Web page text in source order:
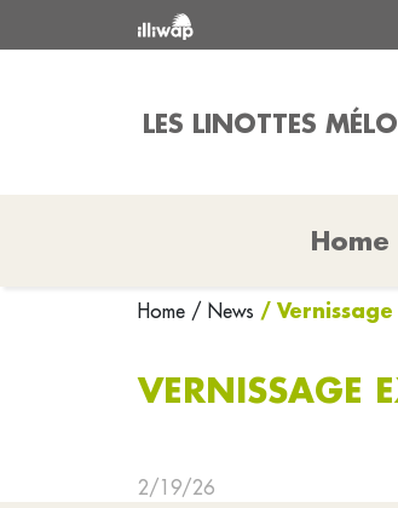
LES LINOTTES
Home
Home / News /
VERNISSAGE
2/19/26